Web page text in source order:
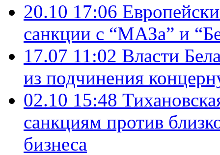
20.10 17:06
санкции с “МАЗа” и
17.07 11:02 Власти
из подчинения
02.10 15:48
санкциям против
бизнеса